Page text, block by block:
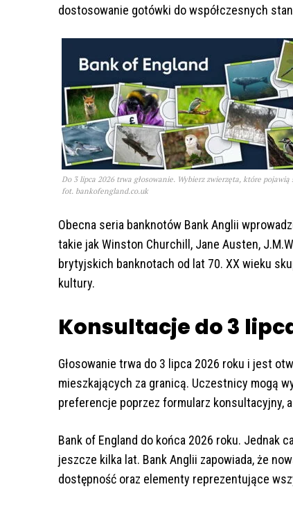
dostosowanie gotówki do współczesnych
Do 3 lipca 2026 trwa głosowanie. Wybierz zwierzęta, które
fot. bankofengland.co.uk
Obecna seria banknotów Bank Anglii
takie jak Winston Churchill, Jane Austen,
brytyjskich banknotach od lat 70. XX wieku
kultury.
Konsultacje do 3
Głosowanie trwa do 3 lipca 2026 roku i jest
mieszkających za granicą. Uczestnicy mogą
preferencje poprzez formularz konsultacyjny,
Bank of England do końca 2026 roku. Jednak
jeszcze kilka lat. Bank Anglii zapowiada, że
dostępność oraz elementy reprezentujące